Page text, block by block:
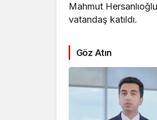
Mahmut
vatandaş katıldı.
Göz Atın